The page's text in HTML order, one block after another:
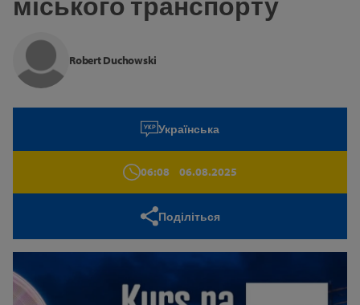
Robert Duchowski
Українська
06:08 06.08.2025
Поділіться